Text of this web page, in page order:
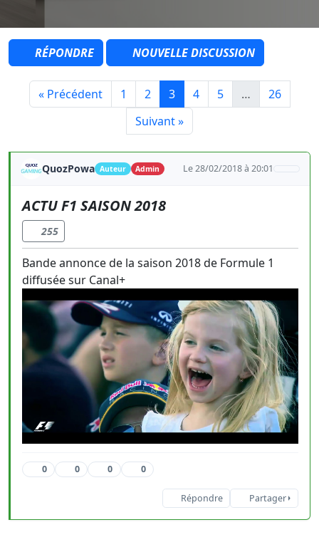
RÉPONDRE NOUVELLE DISCUSSION
« Précédent 1 2 3 4 5 …
26
Suivant »
QuozPowa Auteur Admin Le 28/02/2018 à 20:01
ACTU F1 SAISON 2018
255
Bande annonce de la saison 2018 de Formule 1
diffusée sur Canal+
0 0 0 0
Répondre Partager